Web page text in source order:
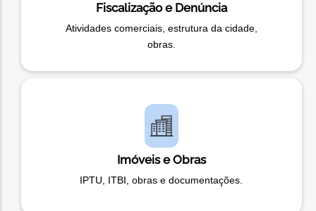
Fiscalização e Denúncia
Atividades comerciais, estrutura da cidade,
obras.
Imóveis e Obras
IPTU, ITBI, obras e documentações.